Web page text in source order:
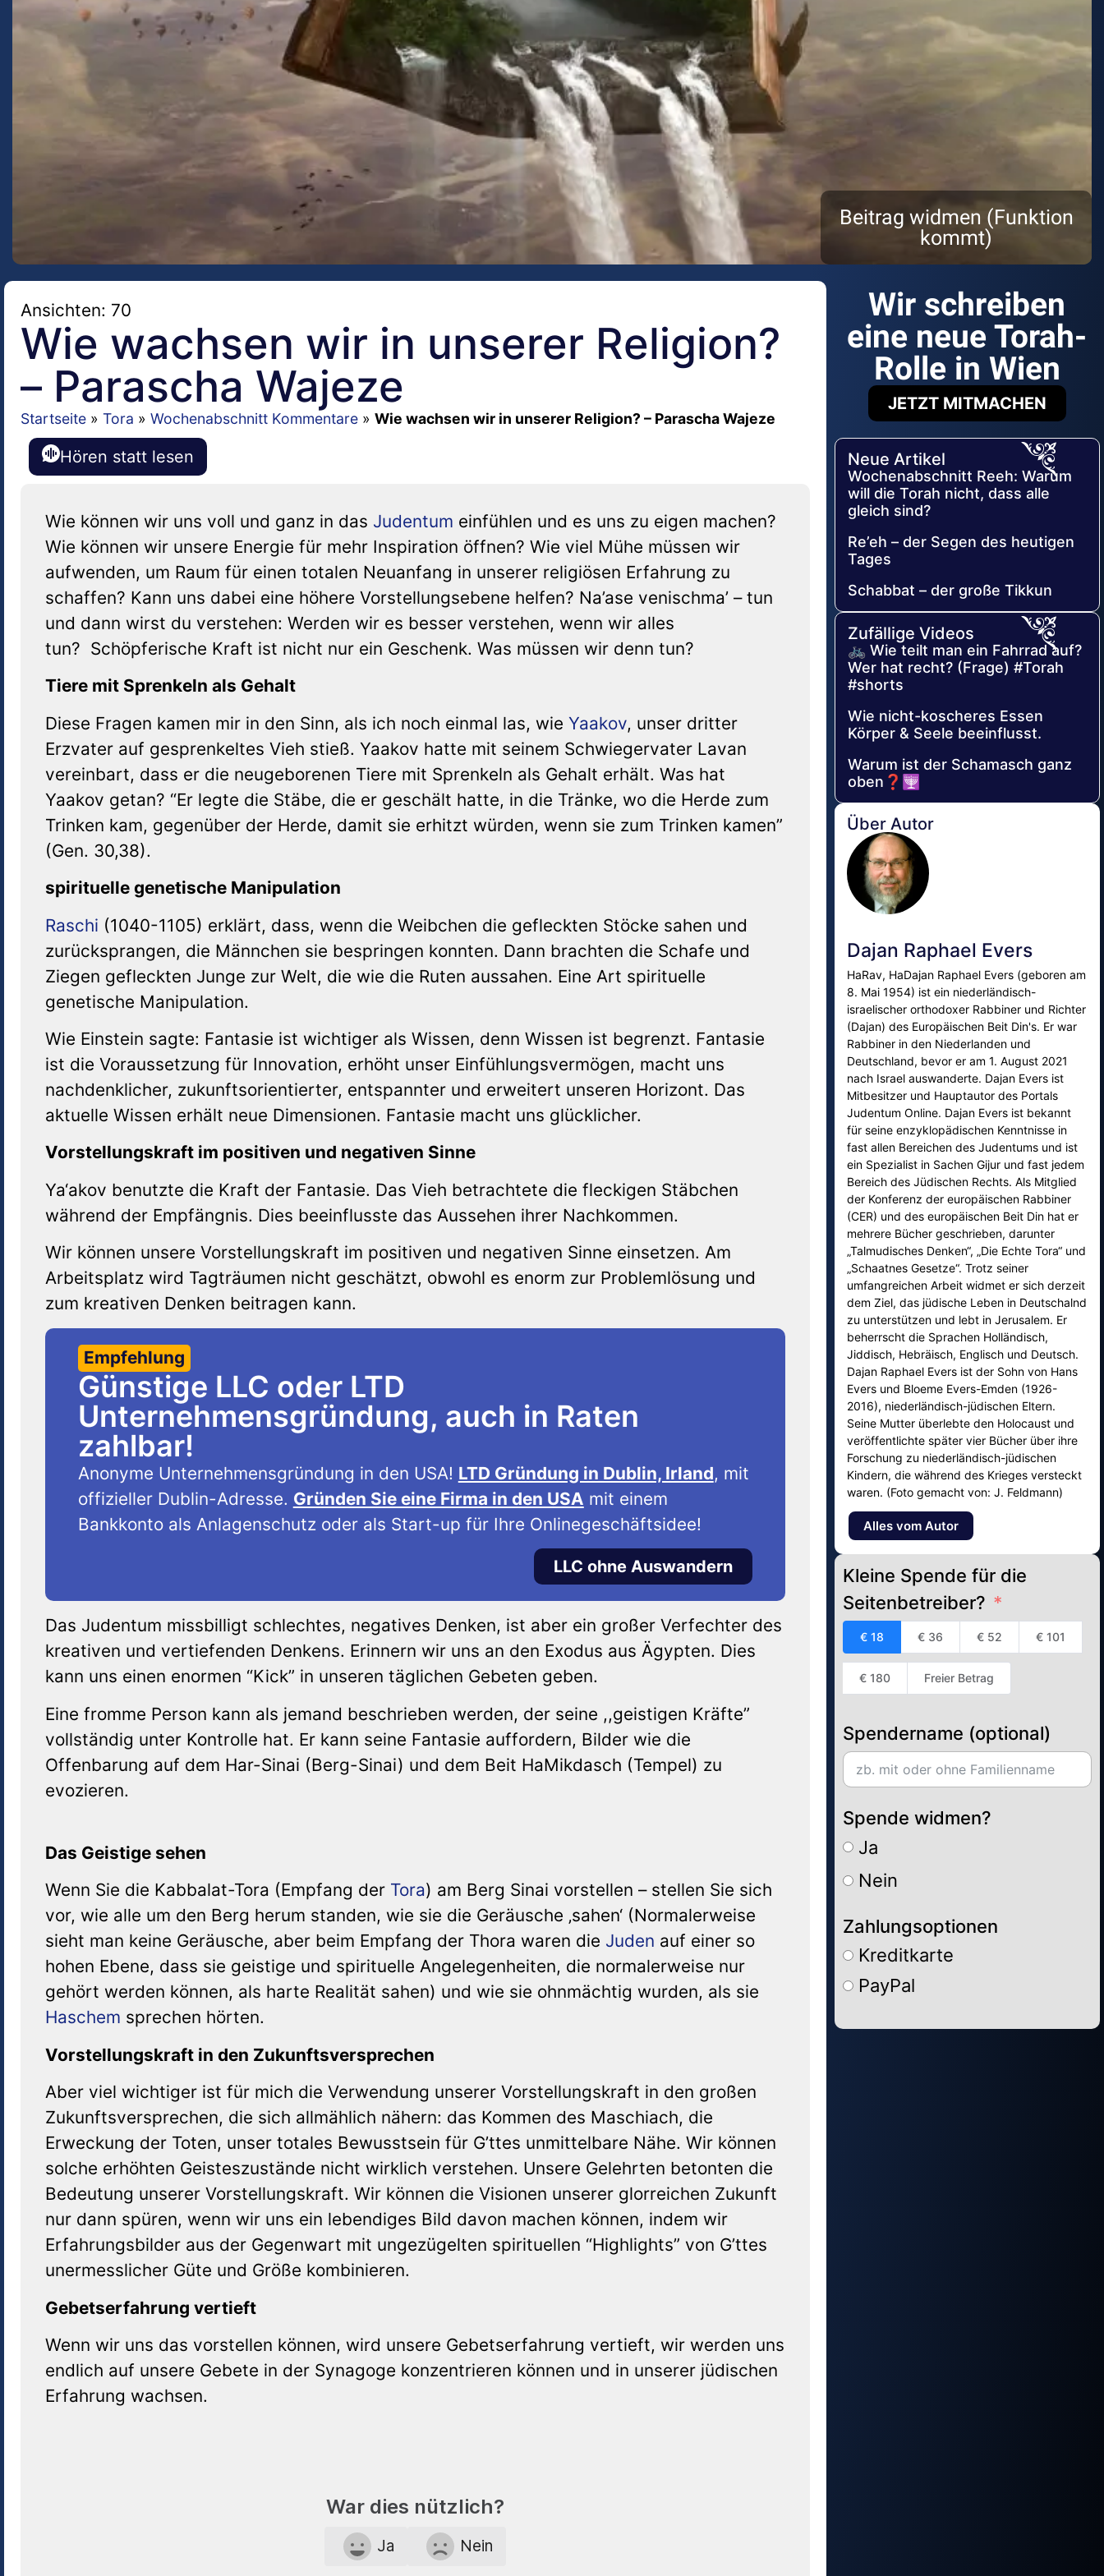
Beitrag widmen (Funktion
kommt)
Ansichten: 70
Wie wachsen wir in unserer Religion?
– Parascha Wajeze
Startseite » Tora » Wochenabschnitt Kommentare » Wie wachsen wir in unserer Religion? – Parascha Wajeze
Hören statt lesen
Wie können wir uns voll und ganz in das Judentum einfühlen und es uns zu eigen machen?
Wie können wir unsere Energie für mehr Inspiration öffnen? Wie viel Mühe müssen wir
aufwenden, um Raum für einen totalen Neuanfang in unserer religiösen Erfahrung zu
schaffen? Kann uns dabei eine höhere Vorstellungsebene helfen? Na’ase venischma’ – tun
und dann wirst du verstehen: Werden wir es besser verstehen, wenn wir alles
tun? Schöpferische Kraft ist nicht nur ein Geschenk. Was müssen wir denn tun?
Tiere mit Sprenkeln als Gehalt
Diese Fragen kamen mir in den Sinn, als ich noch einmal las, wie Yaakov, unser dritter
Erzvater auf gesprenkeltes Vieh stieß. Yaakov hatte mit seinem Schwiegervater Lavan
vereinbart, dass er die neugeborenen Tiere mit Sprenkeln als Gehalt erhält. Was hat
Yaakov getan? “Er legte die Stäbe, die er geschält hatte, in die Tränke, wo die Herde zum
Trinken kam, gegenüber der Herde, damit sie erhitzt würden, wenn sie zum Trinken kamen”
(Gen. 30,38).
spirituelle genetische Manipulation
Raschi (1040-1105) erklärt, dass, wenn die Weibchen die gefleckten Stöcke sahen und
zurücksprangen, die Männchen sie bespringen konnten. Dann brachten die Schafe und
Ziegen gefleckten Junge zur Welt, die wie die Ruten aussahen. Eine Art spirituelle
genetische Manipulation.
Wie Einstein sagte: Fantasie ist wichtiger als Wissen, denn Wissen ist begrenzt. Fantasie
ist die Voraussetzung für Innovation, erhöht unser Einfühlungsvermögen, macht uns
nachdenklicher, zukunftsorientierter, entspannter und erweitert unseren Horizont. Das
aktuelle Wissen erhält neue Dimensionen. Fantasie macht uns glücklicher.
Vorstellungskraft im positiven und negativen Sinne
Ya‘akov benutzte die Kraft der Fantasie. Das Vieh betrachtete die fleckigen Stäbchen
während der Empfängnis. Dies beeinflusste das Aussehen ihrer Nachkommen.
Wir können unsere Vorstellungskraft im positiven und negativen Sinne einsetzen. Am
Arbeitsplatz wird Tagträumen nicht geschätzt, obwohl es enorm zur Problemlösung und
zum kreativen Denken beitragen kann.
Empfehlung
Günstige LLC oder LTD
Unternehmensgründung, auch in Raten
zahlbar!
Anonyme Unternehmensgründung in den USA! LTD Gründung in Dublin, Irland, mit
offizieller Dublin-Adresse. Gründen Sie eine Firma in den USA mit einem
Bankkonto als Anlagenschutz oder als Start-up für Ihre Onlinegeschäftsidee!
LLC ohne Auswandern
Das Judentum missbilligt schlechtes, negatives Denken, ist aber ein großer Verfechter des
kreativen und vertiefenden Denkens. Erinnern wir uns an den Exodus aus Ägypten. Dies
kann uns einen enormen “Kick” in unseren täglichen Gebeten geben.
Eine fromme Person kann als jemand beschrieben werden, der seine ,,geistigen Kräfte”
vollständig unter Kontrolle hat. Er kann seine Fantasie auffordern, Bilder wie die
Offenbarung auf dem Har-Sinai (Berg-Sinai) und dem Beit HaMikdasch (Tempel) zu
evozieren.
Das Geistige sehen
Wenn Sie die Kabbalat-Tora (Empfang der Tora) am Berg Sinai vorstellen – stellen Sie sich
vor, wie alle um den Berg herum standen, wie sie die Geräusche ‚sahen‘ (Normalerweise
sieht man keine Geräusche, aber beim Empfang der Thora waren die Juden auf einer so
hohen Ebene, dass sie geistige und spirituelle Angelegenheiten, die normalerweise nur
gehört werden können, als harte Realität sahen) und wie sie ohnmächtig wurden, als sie
Haschem sprechen hörten.
Vorstellungskraft in den Zukunftsversprechen
Aber viel wichtiger ist für mich die Verwendung unserer Vorstellungskraft in den großen
Zukunftsversprechen, die sich allmählich nähern: das Kommen des Maschiach, die
Erweckung der Toten, unser totales Bewusstsein für G’ttes unmittelbare Nähe. Wir können
solche erhöhten Geisteszustände nicht wirklich verstehen. Unsere Gelehrten betonten die
Bedeutung unserer Vorstellungskraft. Wir können die Visionen unserer glorreichen Zukunft
nur dann spüren, wenn wir uns ein lebendiges Bild davon machen können, indem wir
Erfahrungsbilder aus der Gegenwart mit ungezügelten spirituellen “Highlights” von G’ttes
unermesslicher Güte und Größe kombinieren.
Gebetserfahrung vertieft
Wenn wir uns das vorstellen können, wird unsere Gebetserfahrung vertieft, wir werden uns
endlich auf unsere Gebete in der Synagoge konzentrieren können und in unserer jüdischen
Erfahrung wachsen.
War dies nützlich?
Ja Nein
Wir schreiben
eine neue Torah-
Rolle in Wien
JETZT MITMACHEN
Neue Artikel
Wochenabschnitt Reeh: Warum
will die Torah nicht, dass alle
gleich sind?
Re’eh – der Segen des heutigen
Tages
Schabbat – der große Tikkun
Zufällige Videos
🚲 Wie teilt man ein Fahrrad auf?
Wer hat recht? (Frage) #Torah
#shorts
Wie nicht-koscheres Essen
Körper & Seele beeinflusst.
Warum ist der Schamasch ganz
oben❓🕎
Über Autor
Dajan Raphael Evers
HaRav, HaDajan Raphael Evers (geboren am
8. Mai 1954) ist ein niederländisch-
israelischer orthodoxer Rabbiner und Richter
(Dajan) des Europäischen Beit Din's. Er war
Rabbiner in den Niederlanden und
Deutschland, bevor er am 1. August 2021
nach Israel auswanderte. Dajan Evers ist
Mitbesitzer und Hauptautor des Portals
Judentum Online. Dajan Evers ist bekannt
für seine enzyklopädischen Kenntnisse in
fast allen Bereichen des Judentums und ist
ein Spezialist in Sachen Gijur und fast jedem
Bereich des Jüdischen Rechts. Als Mitglied
der Konferenz der europäischen Rabbiner
(CER) und des europäischen Beit Din hat er
mehrere Bücher geschrieben, darunter
„Talmudisches Denken“, „Die Echte Tora“ und
„Schaatnes Gesetze“. Trotz seiner
umfangreichen Arbeit widmet er sich derzeit
dem Ziel, das jüdische Leben in Deutschalnd
zu unterstützen und lebt in Jerusalem. Er
beherrscht die Sprachen Holländisch,
Jiddisch, Hebräisch, Englisch und Deutsch.
Dajan Raphael Evers ist der Sohn von Hans
Evers und Bloeme Evers-Emden (1926-
2016), niederländisch-jüdischen Eltern.
Seine Mutter überlebte den Holocaust und
veröffentlichte später vier Bücher über ihre
Forschung zu niederländisch-jüdischen
Kindern, die während des Krieges versteckt
waren. (Foto gemacht von: J. Feldmann)
Alles vom Autor
Kleine Spende für die
Seitenbetreiber?
€ 18 € 36 € 52 € 101
€ 180 Freier Betrag
Spendername (optional)
Spende widmen?
Ja
Nein
Zahlungsoptionen
Kreditkarte
PayPal
Alternative: